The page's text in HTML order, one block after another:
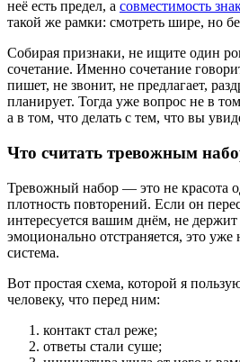
неё есть предел, а совместимость
такой же рамки: смотреть шире, но
Собирая признаки, не ищите один
сочетание. Именно сочетание
пишет, не звонит, не предлагает,
планирует. Тогда уже вопрос не в
а в том, что делать с тем, что вы
Что считать тревожным
Тревожный набор — это не красота
плотность повторений. Если он
интересуется вашим днём, не
эмоционально отстраняется, это уже
система.
Вот простая схема, которой я
человеку, что перед ним:
контакт стал реже;
ответы стали суше;